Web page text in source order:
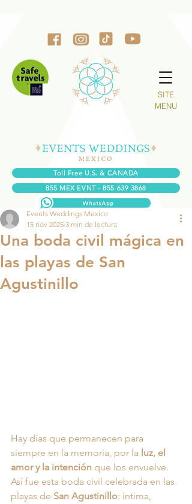
855 MEX EVNT - 855 639 3868
SITE
MENU
Toll Free U.S. & CANADA
Una boda civil mágica en
las playas de San
Agustinillo
Events Weddings Mexico
15 nov 2025 3 min de lectura
Hay días que permanecen para
siempre en la memoria, por la luz, el
amor y la intención que los envuelve.
Así fue esta boda civil celebrada en las
playas de San Agustinillo: íntima,